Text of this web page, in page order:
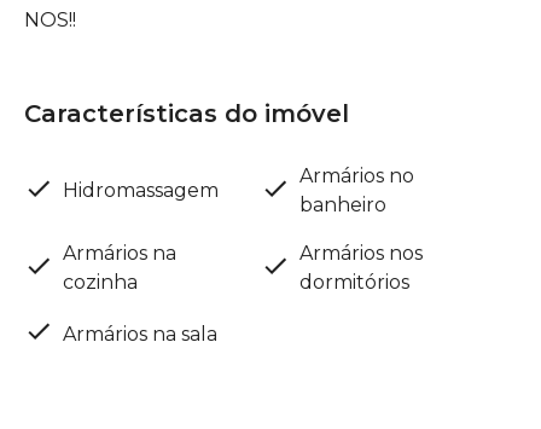
NOS!!
Características do imóvel
Hidromassagem
Armários no
banheiro
Armários na
cozinha
Armários nos
dormitórios
Armários na sala